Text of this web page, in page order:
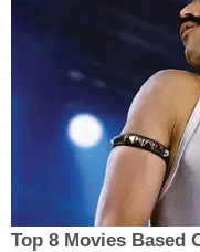
Top 8 Movies Based